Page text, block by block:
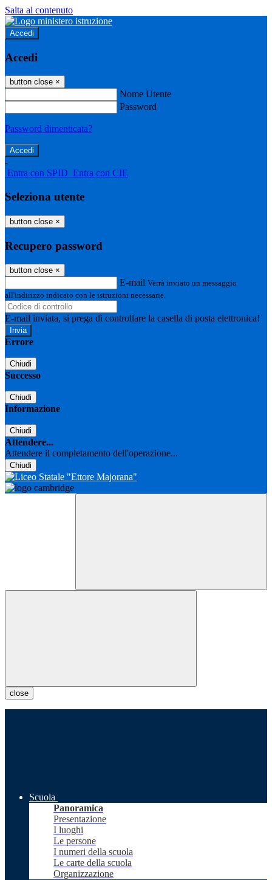
Salta al contenuto
Accedi
Accedi
button close ×
Nome Utente
Password
Password dimenticata?
-
Entra con SPID Entra con CIE
Seleziona utente
button close ×
Recupero password
button close ×
E-mail Verrà inviato un messaggio
all'indirizzo indicato con le istruzioni necessarie.
E-mail inviata, si prega di controllare la casella di posta elettronica!
Errore
Chiudi
Successo
Chiudi
Informazione
Chiudi
Attendere...
Attendere il completamento dell'operazione...
Chiudi
close
Scuola
Panoramica
Presentazione
I luoghi
Le persone
I numeri della scuola
Le carte della scuola
Organizzazione